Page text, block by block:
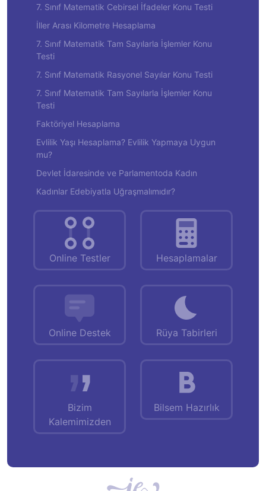
7. Sınıf Matematik Cebirsel İfadeler Konu Testi
İller Arası Kilometre Hesaplama
7. Sınıf Matematik Tam Sayılarla İşlemler Konu
Testi
7. Sınıf Matematik Rasyonel Sayılar Konu Testi
7. Sınıf Matematik Tam Sayılarla İşlemler Konu
Testi
Faktöriyel Hesaplama
Evlilik Yaşı Hesaplama? Evlilik Yapmaya Uygun
mu?
Devlet İdaresinde ve Parlamentoda Kadın
Kadınlar Edebiyatla Uğraşmalımıdır?
Online Testler Hesaplamalar
Online Destek Rüya Tabirleri
Bizim
Kalemimizden
Bilsem Hazırlık